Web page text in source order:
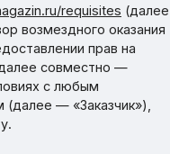
requisites (далее
возмездного оказания
прав на
совместно —
с любым
— «Заказчик»),